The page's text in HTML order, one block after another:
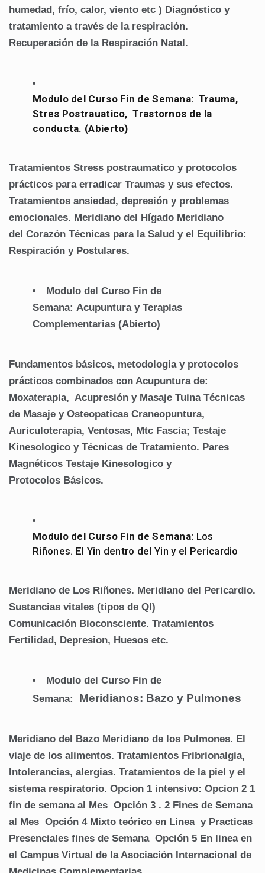
humedad, frío, calor, viento etc ) Diagnóstico y
tratamiento a través de la respiración.
Recuperación de la Respiración Natal.
Modulo del Curso Fin de Semana: Trauma,
Stres Postrauatico, Trastornos de la
conducta. (Abierto)
Tratamientos Stress postraumatico y protocolos
prácticos para erradicar Traumas y sus efectos.
Tratamientos ansiedad, depresión y problemas
emocionales. Meridiano del Hígado Meridiano
del Corazón Técnicas para la Salud y el Equilibrio:
Respiración y Postulares.
Modulo del Curso Fin de
Semana: Acupuntura y Terapias
Complementarias (Abierto)
Fundamentos básicos, metodologia y protocolos
prácticos combinados con Acupuntura de:
Moxaterapia, Acupresión y Masaje Tuina Técnicas
de Masaje y Osteopaticas Craneopuntura,
Auriculoterapia, Ventosas, Mtc Fascia; Testaje
Kinesologico y Técnicas de Tratamiento. Pares
Magnéticos Testaje Kinesologico y
Protocolos Básicos.
Modulo del Curso Fin de Semana: Los
Riñones. El Yin dentro del Yin y el Pericardio
Meridiano de Los Riñones. Meridiano del Pericardio.
Sustancias vitales (tipos de QI)
Comunicación Bioconsciente. Tratamientos
Fertilidad, Depresion, Huesos etc.
Modulo del Curso Fin de
Semana: Meridianos: Bazo y Pulmones
Meridiano del Bazo Meridiano de los Pulmones. El
viaje de los alimentos. Tratamientos Fribrionalgia,
Intolerancias, alergias. Tratamientos de la piel y el
sistema respiratorio. Opcion 1 intensivo: Opcion 2 1
fin de semana al Mes Opción 3 . 2 Fines de Semana
al Mes Opción 4 Mixto teórico en Linea y Practicas
Presenciales fines de Semana Opción 5 En linea en
el Campus Virtual de la Asociación Internacional de